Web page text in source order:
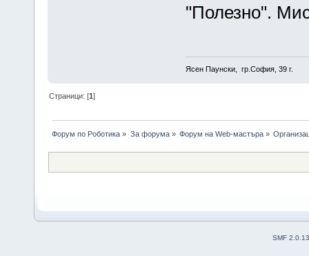
"Полезно".
Ясен Паунски, гр.София, 39 г.
Страници: [1]
Форум по Роботика » За форума» Форум на Web-мастъра»
SMF 2.0.13